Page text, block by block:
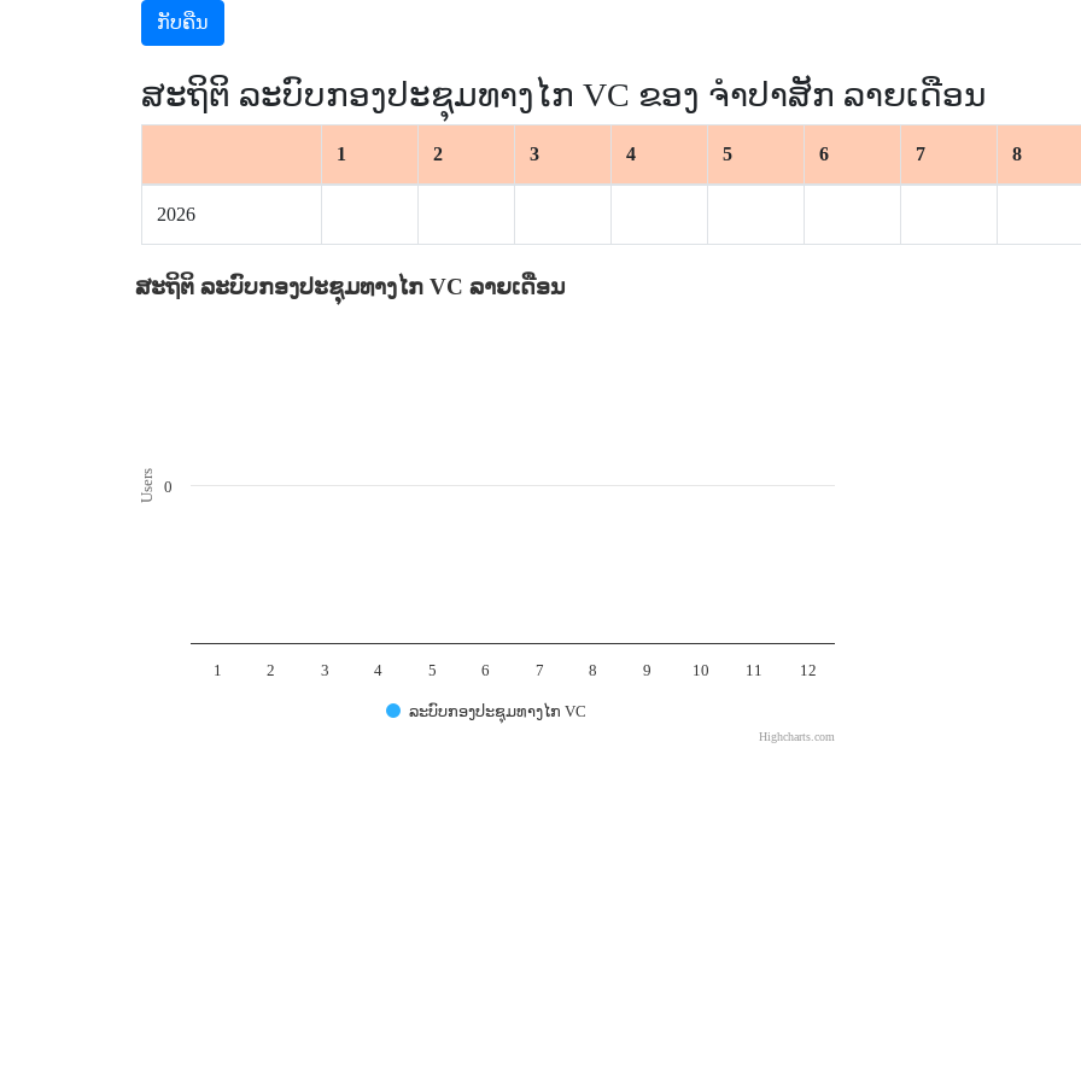
ກັບຄືນ
ສະຖິຕິ ລະບົບກອງປະຊຸມທາງໄກ VC ຂອງ ຈຳປາສັກ ລາຍເດືອນ
1 2 3 4 5 6 7 8
2026
Users
ສະຖິຕິ ລະບົບກອງປະຊຸມທາງໄກ VC ລາຍເດືອນ
ລະບົບກອງປະຊຸມທາງໄກ VC
1 2 3 4 5 6 7 8 9 10 11 12
0
Highcharts.com